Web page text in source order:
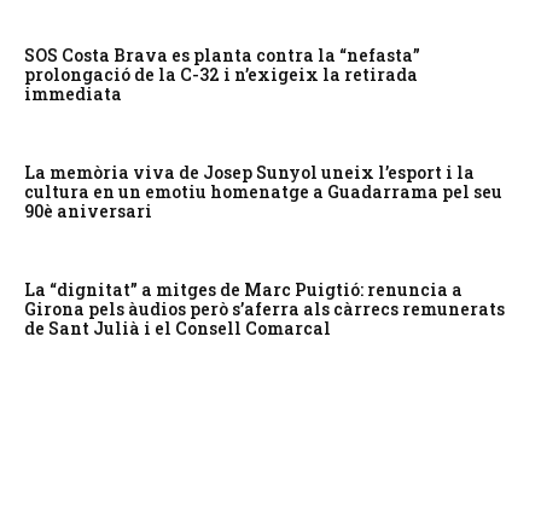
SOS Costa Brava es planta contra la “nefasta”
prolongació de la C-32 i n’exigeix la retirada
immediata
La memòria viva de Josep Sunyol uneix l’esport i la
cultura en un emotiu homenatge a Guadarrama pel seu
90è aniversari
La “dignitat” a mitges de Marc Puigtió: renuncia a
Girona pels àudios però s’aferra als càrrecs remunerats
de Sant Julià i el Consell Comarcal